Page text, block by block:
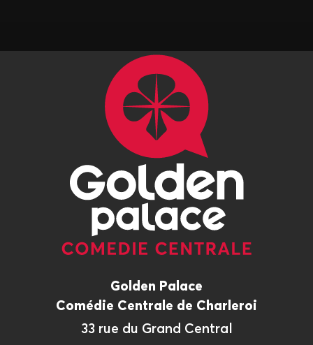
Golden Palace
Comédie Centrale de Charleroi
33 rue du Grand Central